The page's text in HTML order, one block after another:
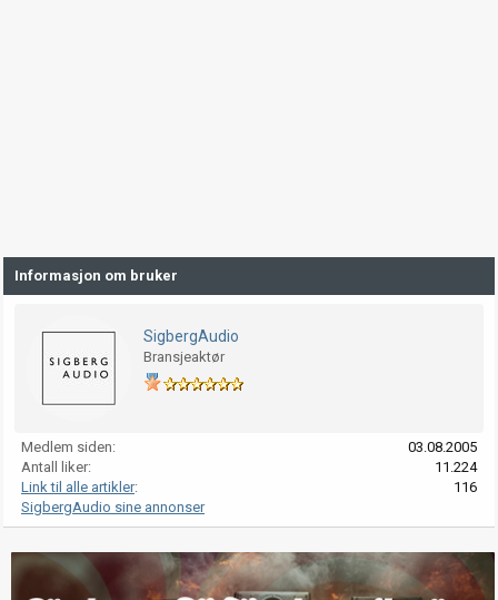
Informasjon om bruker
SigbergAudio
Bransjeaktør
Medlem siden
03.08.2005
Antall liker
11.224
Link til alle artikler
116
SigbergAudio sine annonser